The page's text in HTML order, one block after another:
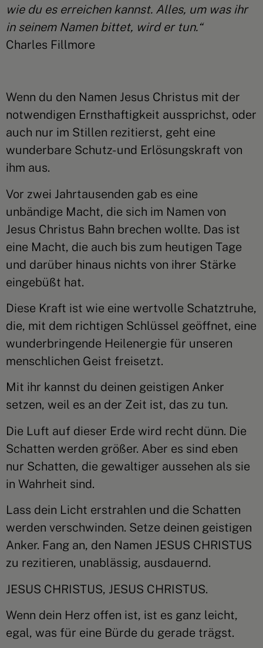
wie du es erreichen kannst. Alles, um was ihr
in seinem Namen bittet, wird er tun.“
Charles Fillmore
Wenn du den Namen Jesus Christus mit der
notwendigen Ernsthaftigkeit aussprichst, oder
auch nur im Stillen rezitierst, geht eine
wunderbare Schutz- und Erlösungskraft von
ihm aus.
Vor zwei Jahrtausenden gab es eine
unbändige Macht, die sich im Namen von
Jesus Christus Bahn brechen wollte. Das ist
eine Macht, die auch bis zum heutigen Tage
und darüber hinaus nichts von ihrer Stärke
eingebüßt hat.
Diese Kraft ist wie eine wertvolle Schatztruhe,
die, mit dem richtigen Schlüssel geöffnet, eine
wunderbringende Heilenergie für unseren
menschlichen Geist freisetzt.
Mit ihr kannst du deinen geistigen Anker
setzen, weil es an der Zeit ist, das zu tun.
Die Luft auf dieser Erde wird recht dünn. Die
Schatten werden größer. Aber es sind eben
nur Schatten, die gewaltiger aussehen als sie
in Wahrheit sind.
Lass dein Licht erstrahlen und die Schatten
werden verschwinden. Setze deinen geistigen
Anker. Fang an, den Namen JESUS CHRISTUS
zu rezitieren, unablässig, ausdauernd.
JESUS CHRISTUS, JESUS CHRISTUS.
Wenn dein Herz offen ist, ist es ganz leicht,
egal, was für eine Bürde du gerade trägst.